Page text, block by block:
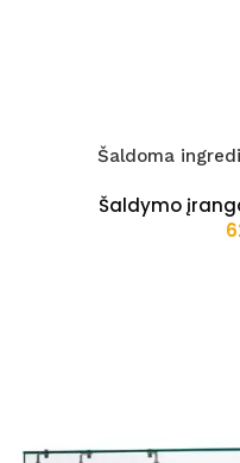
Šaldoma
Šaldymo